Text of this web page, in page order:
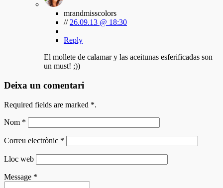
mrandmisscolors
// 26.09.13 @ 18:30
Reply
El mollete de calamar y las aceitunas esferificadas son
un must! ;))
Deixa un comentari
Required fields are marked *.
Nom *
Correu electrònic *
Lloc web
Message *